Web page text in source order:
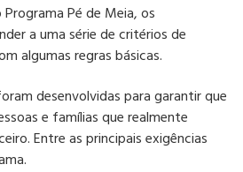
Pé de Meia, os
a uma série de critérios de
algumas regras básicas.
desenvolvidas para garantir que
e famílias que realmente
Entre as principais exigências